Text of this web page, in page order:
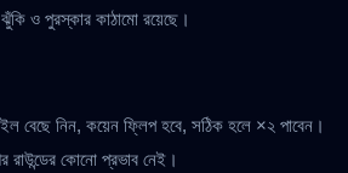
ও পুরস্কার কাঠামো রয়েছে।
বেছে নিন, কয়েন ফ্লিপ হবে, সঠিক হলে ×২ পাবেন।
রাউন্ডের কোনো প্রভাব নেই।